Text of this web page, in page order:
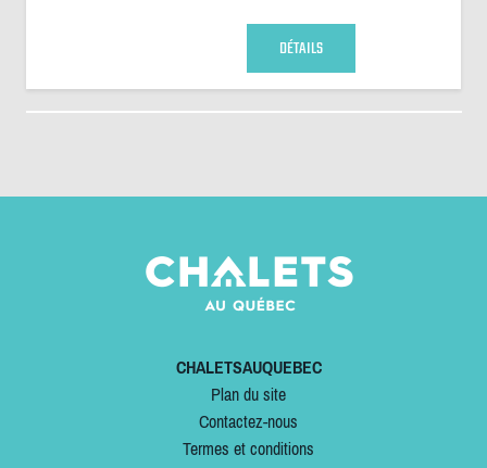
DÉTAILS
CHALETSAUQUEBEC
Plan du site
Contactez-nous
Termes et conditions